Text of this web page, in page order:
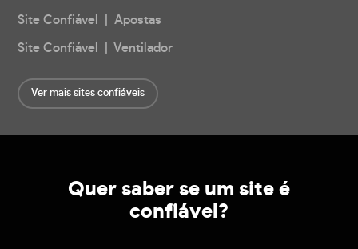
Site Confiável | Apostas
Site Confiável | Ventilador
Ver mais sites confiáveis
Quer saber se um site é
confiável?